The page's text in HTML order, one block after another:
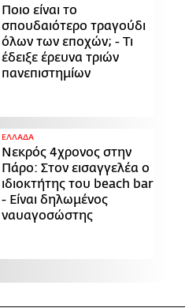
Ποιο είναι το
σπουδαιότερο τραγούδι
όλων των εποχών; - Τι
έδειξε έρευνα τριών
πανεπιστημίων
ΕΛΛΑΔΑ
Νεκρός 4χρονος στην
Πάρο: Στον εισαγγελέα ο
ιδιοκτήτης του beach bar
- Είναι δηλωμένος
ναυαγοσώστης